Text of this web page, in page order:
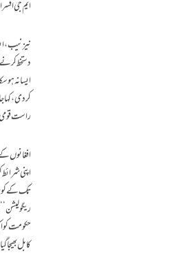
ایم جی
نیزنیب ،
دستخط
ایسا نہ
راست قومی
افغانوں
اپنی
تک کے
حکومت کو
کابل بھیجا